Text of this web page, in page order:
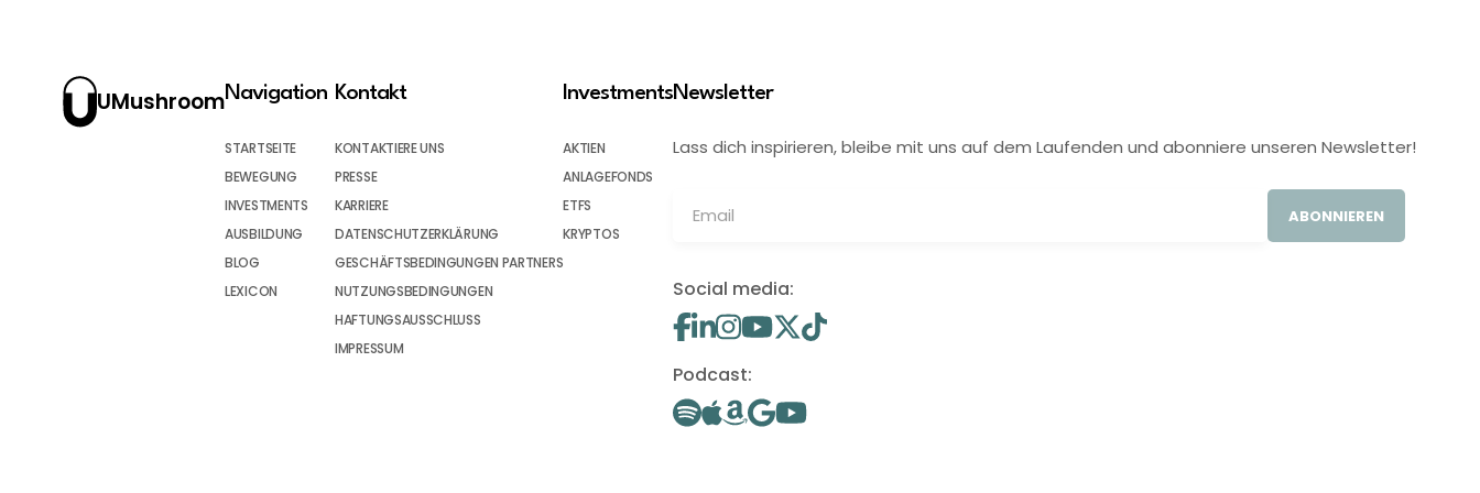
UMushroomNavigation
STARTSEITE
BEWEGUNG
INVESTMENTS
AUSBILDUNG
BLOG
LEXICON
Kontakt
KONTAKTIERE UNS
PRESSE
KARRIERE
DATENSCHUTZERKLÄRUNG
GESCHÄFTSBEDINGUNGEN PARTNERS
NUTZUNGSBEDINGUNGEN
HAFTUNGSAUSSCHLUSS
IMPRESSUM
Investments
AKTIEN
ANLAGEFONDS
ETFS
KRYPTOS
Newsletter
Lass dich inspirieren, bleibe mit uns auf dem Laufenden und abonniere unseren Newsletter!
ABONNIEREN
Social media:
Podcast: